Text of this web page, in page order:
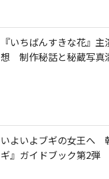
『いちばんすきな花』
想 制作秘話と秘蔵写真
いよいよブギの女王へ
ギ』ガイドブック第2弾